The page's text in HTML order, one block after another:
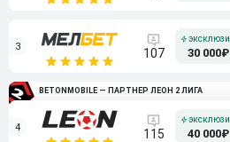
3 107 30 000₽
BETONMOBILE — ПАРТНЕР ЛЕОН 2 ЛИГА
4 115 40 000₽